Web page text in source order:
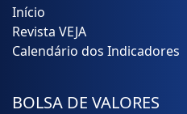
Início
Revista VEJA
Calendário dos Indicadores
BOLSA DE VALORES